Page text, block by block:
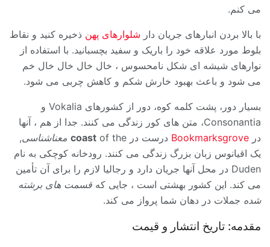
می کنم.
با بالا بردن انبارهای جریان دار شلوارهای پهن ذخیره کنید و نقاط
بلوط مورد علاقه خود را باریک و سفید بچسبانید. با استفاده از
نوارهای شیشه ای شکل نامحسوس ، خال خال خال خال خم
می شود و باعث بهبود خارش شکم و کاهش چربی می شود.
بسیار دور، پشت کلمه کوه، دور از کشورهای Vokalia و
Consonantia، متن های کور زندگی می کنند. جدا از هم ، آنها
در Bookmarksgrove درست در coast of the معناشناسی,
یک اقیانوس زبان بزرگ زندگی می کنند. رودخانه کوچکی به نام
Duden در محل آنها جریان دارد و رجالیا لازم را برای آن تأمین
می کند. این کشور بهشتی است ، جایی که قسمت های برشته
شده جملات در دهان شما پرواز می کند.
مقدمه: تاریخ انتشار و قیمت